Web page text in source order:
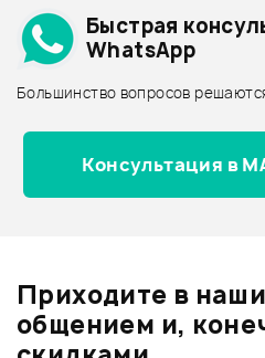
Архив товаров - дешевле
Архив товаров - дороже
Все товары GREG BENNETT
Архив товаров - новинки
Быстрая
WhatsApp
Большинство вопросов
Консультация в
Приходите в
общением и,